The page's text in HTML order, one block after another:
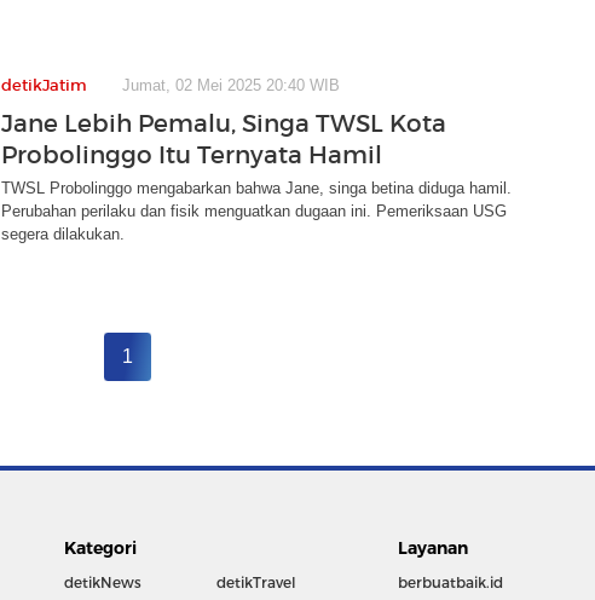
detikJatim Jumat, 02 Mei 2025 20:40 WIB
Jane Lebih Pemalu, Singa TWSL Kota
Probolinggo Itu Ternyata Hamil
TWSL Probolinggo mengabarkan bahwa Jane, singa betina diduga hamil.
Perubahan perilaku dan fisik menguatkan dugaan ini. Pemeriksaan USG
segera dilakukan.
1
Kategori
detikNews
detikTravel
Layanan
berbuatbaik.id